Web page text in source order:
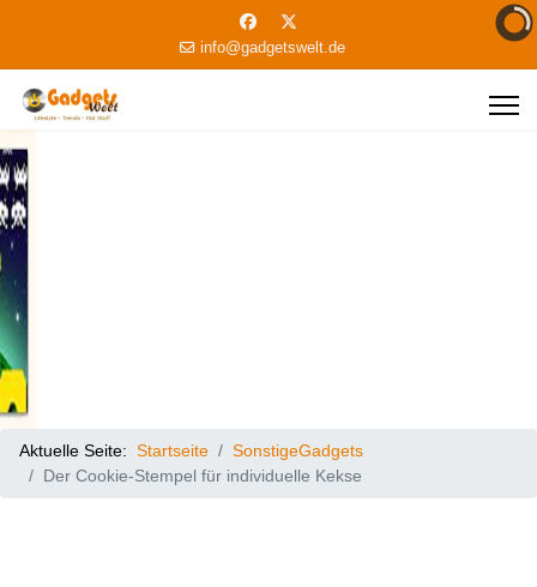
info@gadgetswelt.de
Aktuelle Seite: Startseite
SonstigeGadgets
Der Cookie-Stempel für individuelle Kekse